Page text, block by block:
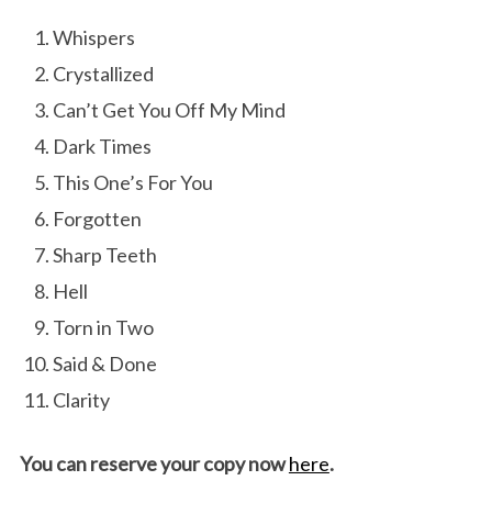
Whispers
Crystallized
Can’t Get You Off My Mind
Dark Times
This One’s For You
Forgotten
Sharp Teeth
Hell
Torn in Two
Said & Done
Clarity
You can reserve your copy nowhere.